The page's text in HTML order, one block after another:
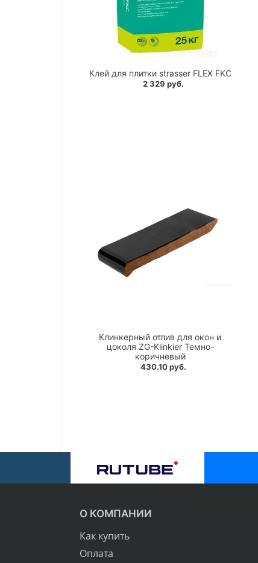
Клей для плитки strasser FLEX FKC
2 329 руб.
Клинкерный отлив для окон и
цоколя ZG-Klinkier Темно-
коричневый
430.10 руб.
О КОМПАНИИ
Как купить
Оплата